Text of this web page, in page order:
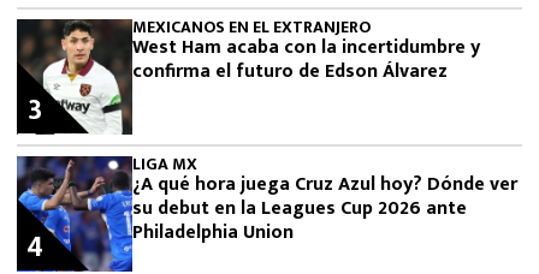
MEXICANOS EN EL EXTRANJERO
West Ham acaba con la incertidumbre y
confirma el futuro de Edson Álvarez
3
LIGA MX
¿A qué hora juega Cruz Azul hoy? Dónde ver
su debut en la Leagues Cup 2026 ante
Philadelphia Union
4